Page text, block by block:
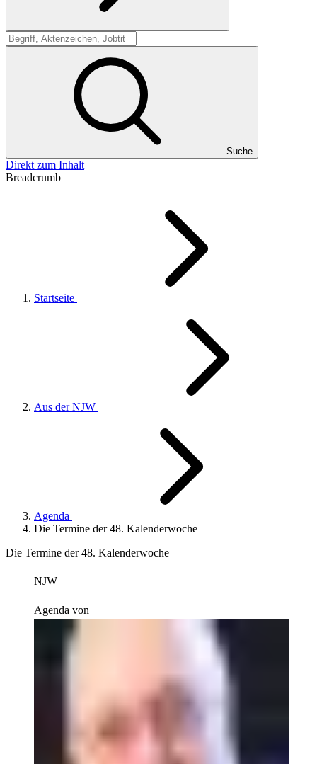
Suche
Suche
Direkt zum Inhalt
Breadcrumb
Startseite
Aus der NJW
Agenda
Die Termine der 48. Kalenderwoche
Die Termine der 48. Kalenderwoche
NJW
Agenda von